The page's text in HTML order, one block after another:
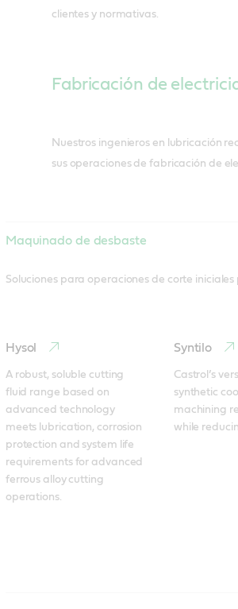
clientes y normativas.
Fabricación de
Nuestros ingenieros en lubricación
sus operaciones de fabricación de
Maquinado de desbaste
Soluciones para operaciones de corte
Hysol
A robust, soluble cutting
fluid range based on
advanced technology
meets lubrication, corrosion
protection and system life
requirements for advanced
ferrous alloy cutting
operations.
Syntilo
Castrol’s
synthetic
machining
while